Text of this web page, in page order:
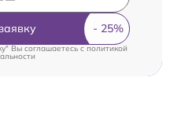
Вы соглашаетесь cполитикой